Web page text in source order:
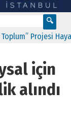
Projesi Hayata
için
alındı